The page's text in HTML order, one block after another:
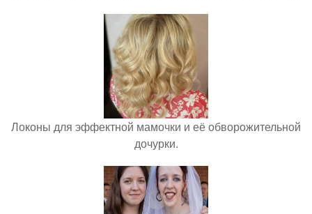
Локоны для эффектной мамочки и её обворожительной
дочурки.